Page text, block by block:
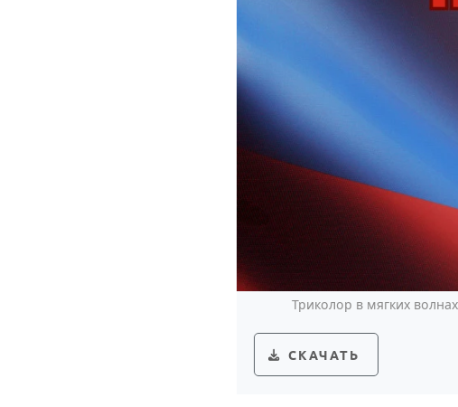
Триколор в мягких
СКАЧАТЬ